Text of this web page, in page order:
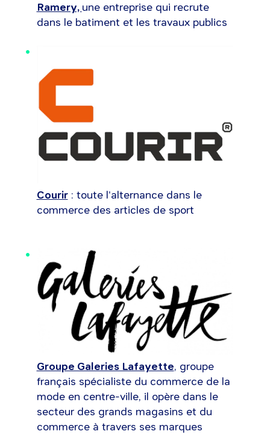
Ramery, une entreprise qui recrute
dans le batiment et les travaux publics
Courir: toute l'alternance dans le
commerce des articles de sport
Groupe Galeries Lafayette, groupe
français spécialiste du commerce de la
mode en centre-ville, il opère dans le
secteur des grands magasins et du
commerce à travers ses marques